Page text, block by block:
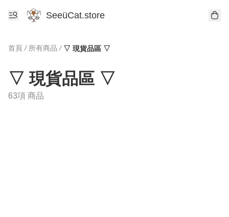
SeeüCat.store
首頁 / 所有商品 / ▽ 現貨品區 ▽
▽ 現貨品區 ▽
63項 商品